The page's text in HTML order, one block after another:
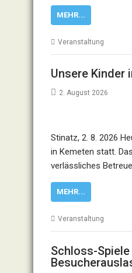
MEHR...
Veranstaltung
Unsere Kinder
2. August 2026
Stinatz, 2. 8. 2026
in Kemeten statt.
verlässliches
MEHR...
Veranstaltung
Schloss-